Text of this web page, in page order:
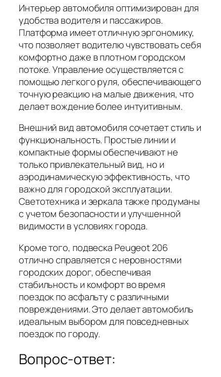
Интерьер автомобиля оптимизирован для
удобства водителя и пассажиров.
Платформа имеет отличную эргономику,
что позволяет водителю чувствовать себя
комфортно даже в плотном городском
потоке. Управление осуществляется с
помощью легкого руля, обеспечивающего
точную реакцию на малые движения, что
делает вождение более интуитивным.
Внешний вид автомобиля сочетает стиль и
функциональность. Простые линии и
компактные формы обеспечивают не
только привлекательный вид, но и
аэродинамическую эффективность, что
важно для городской эксплуатации.
Светотехника и зеркала также продуманы
с учетом безопасности и улучшенной
видимости в условиях города.
Кроме того, подвеска Peugeot 206
отлично справляется с неровностями
городских дорог, обеспечивая
стабильность и комфорт во время
поездок по асфальту с различными
повреждениями. Это делает автомобиль
идеальным выбором для повседневных
поездок по городу.
Вопрос-ответ: